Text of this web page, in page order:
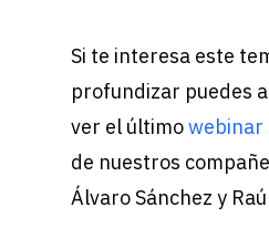
Si te interesa este
profundizar puedes
ver el últimowebinar
de nuestros
Álvaro Sánchez y